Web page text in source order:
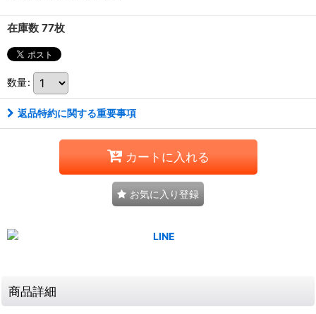
在庫数 77枚
数量:
返品特約に関する重要事項
カートに入れる
お気に入り登録
商品詳細